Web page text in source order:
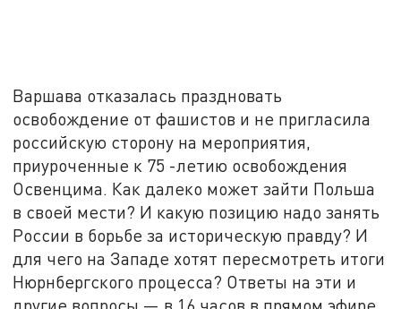
Варшава отказалась праздновать
освобождение от фашистов и не пригласила
российскую сторону на мероприятия,
приуроченные к 75 -летию освобождения
Освенцима. Как далеко может зайти Польша
в своей мести? И какую позицию надо занять
России в борьбе за историческую правду? И
для чего на Западе хотят пересмотреть итоги
Нюрнбергского процесса? Ответы на эти и